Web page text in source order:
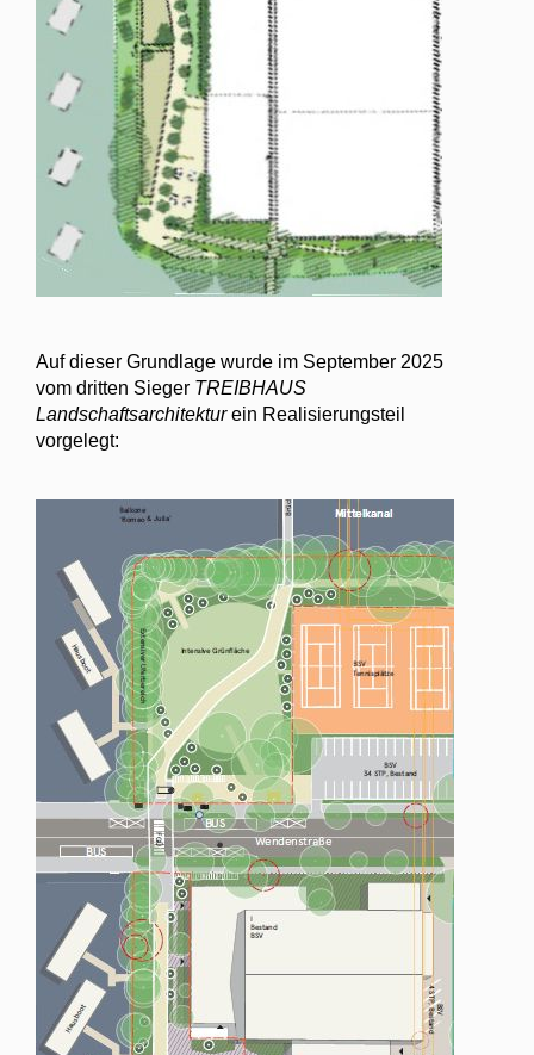
Auf dieser Grundlage wurde im September 2025
vom dritten Sieger TREIBHAUS
Landschaftsarchitekturein Realisierungsteil
vorgelegt: